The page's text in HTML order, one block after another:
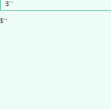
$' '
$' '